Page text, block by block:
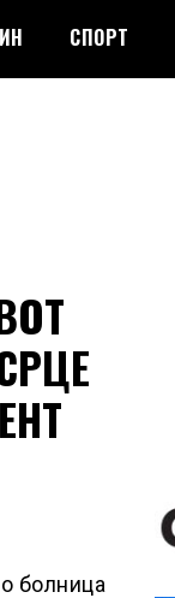
СПОРТ
болница